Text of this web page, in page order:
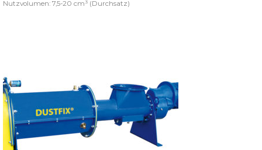
Nutzvolumen: 7,5-20 cm³ (Durchsatz)